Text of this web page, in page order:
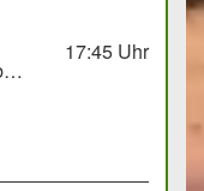
HSG Eibelshausen/Ewersbach GbR 2
17:45 Uhr